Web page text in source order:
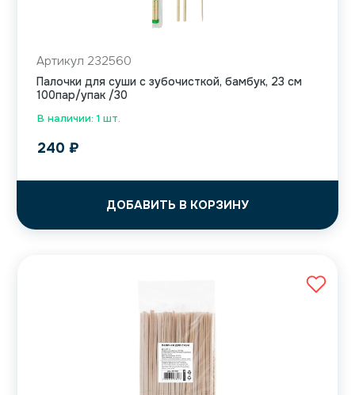
В наличии: 1 шт.
Артикул 232560
Палочки для суши с зубочисткой, бамбук, 23 см
100пар/упак /30
240 ₽
ДОБАВИТЬ В КОРЗИНУ